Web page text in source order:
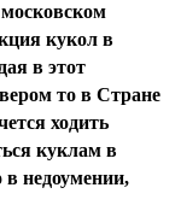
московском
кукол в
в этот
то в Стране
ходить
куклам в
в недоумении,